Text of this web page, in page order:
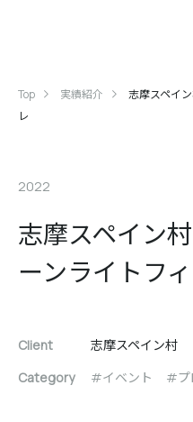
Top 実績紹介
志摩スペイ
レ
2022
志摩スペイン
ーンライトフ
Client
志摩スペイン村
Category
イベント